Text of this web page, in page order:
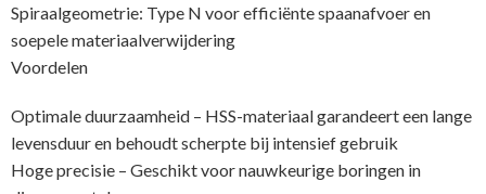
Spiraalgeometrie: Type N voor efficiënte spaanafvoer en
soepele materiaalverwijdering
Voordelen
Optimale duurzaamheid – HSS-materiaal garandeert een lange
levensduur en behoudt scherpte bij intensief gebruik
Hoge precisie – Geschikt voor nauwkeurige boringen in